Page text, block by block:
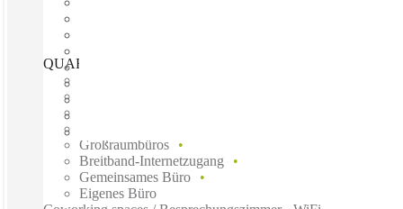
QUARTIER BELVEDERE CENTRAL, Vienna, 1100
Großraumbüros
Breitband-Internetzugang
Gemeinsames Büro
Eigenes Büro